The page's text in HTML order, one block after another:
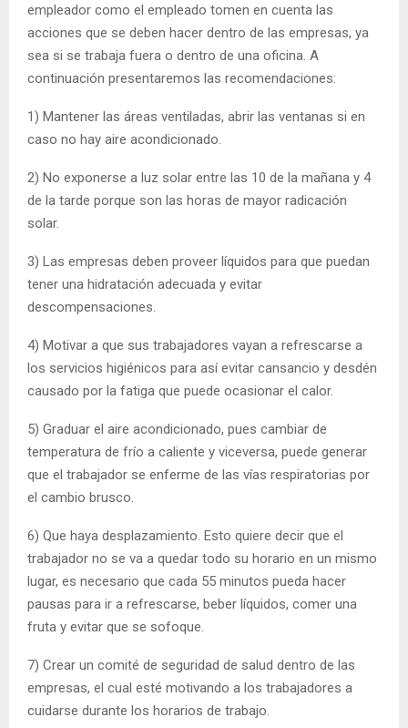
empleador como el empleado tomen en cuenta las
acciones que se deben hacer dentro de las empresas, ya
sea si se trabaja fuera o dentro de una oficina. A
continuación presentaremos las recomendaciones:
1) Mantener las áreas ventiladas, abrir las ventanas si en
caso no hay aire acondicionado.
2) No exponerse a luz solar entre las 10 de la mañana y 4
de la tarde porque son las horas de mayor radicación
solar.
3) Las empresas deben proveer líquidos para que puedan
tener una hidratación adecuada y evitar
descompensaciones.
4) Motivar a que sus trabajadores vayan a refrescarse a
los servicios higiénicos para así evitar cansancio y desdén
causado por la fatiga que puede ocasionar el calor.
5) Graduar el aire acondicionado, pues cambiar de
temperatura de frío a caliente y viceversa, puede generar
que el trabajador se enferme de las vías respiratorias por
el cambio brusco.
6) Que haya desplazamiento. Esto quiere decir que el
trabajador no se va a quedar todo su horario en un mismo
lugar, es necesario que cada 55 minutos pueda hacer
pausas para ir a refrescarse, beber líquidos, comer una
fruta y evitar que se sofoque.
7) Crear un comité de seguridad de salud dentro de las
empresas, el cual esté motivando a los trabajadores a
cuidarse durante los horarios de trabajo.